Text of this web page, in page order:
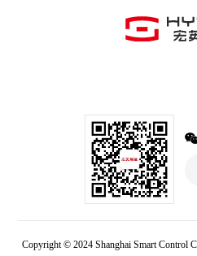
Copyright © 2024 Shanghai Smart Control